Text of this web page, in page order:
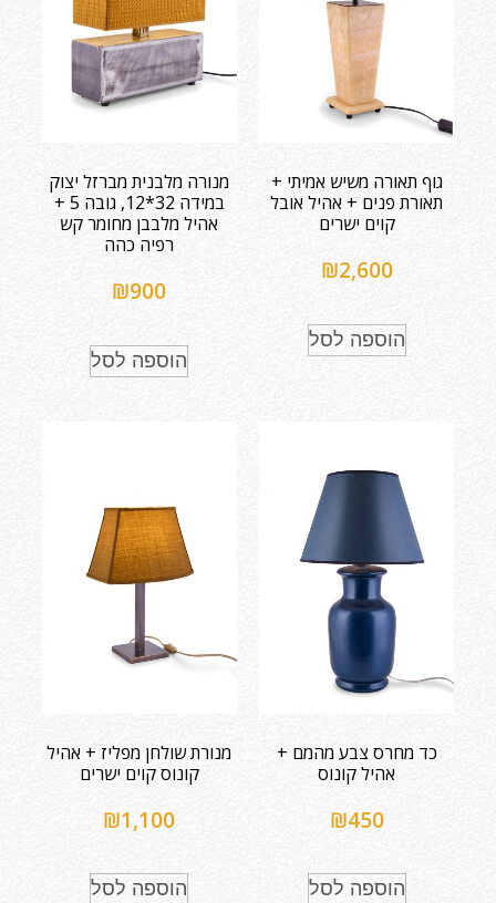
גוף תאורה משיש אמיתי +
תאורת פנים + אהיל אובל
קוים ישרים
₪2,600
הוספה לסל
מנורה מלבנית מברזל יצוק
במידה 32*12, גובה 5 +
אהיל מלבבן מחומר קש
רפיה כהה
₪900
הוספה לסל
כד מחרס צבע מהמם +
אהיל קונוס
₪450
הוספה לסל
מנורת שולחן מפליז + אהיל
קונוס קוים ישרים
₪1,100
הוספה לסל